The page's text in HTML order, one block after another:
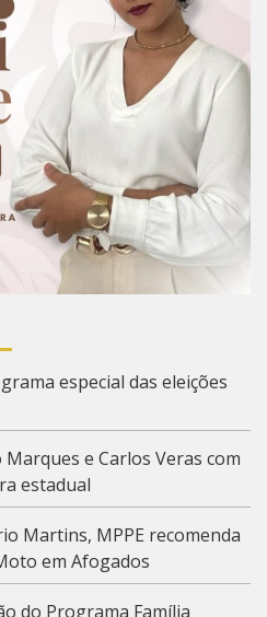
especial das eleições
Marques e Carlos Veras com
estadual
Martins, MPPE recomenda
em Afogados
do Programa Família